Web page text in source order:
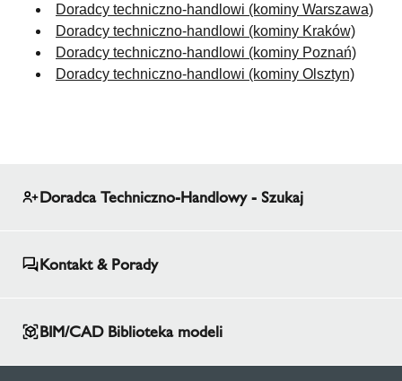
Doradcy techniczno-handlowi (kominy Warszawa)
Doradcy techniczno-handlowi (kominy Kraków)
Doradcy techniczno-handlowi (kominy Poznań)
Doradcy techniczno-handlowi (kominy Olsztyn)
Doradca Techniczno-Handlowy - Szukaj
Kontakt & Porady
BIM/CAD Biblioteka modeli